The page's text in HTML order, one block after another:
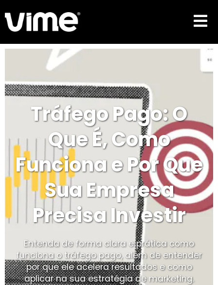
Tráfego Pago: O
Que É, Como
Funciona e Por Que
Sua Empresa
Precisa Investir
Entenda de forma clara e prática como
funciona o tráfego pago, além de entender
por que ele acelera resultados e como
aplicar na sua estratégia de marketing.